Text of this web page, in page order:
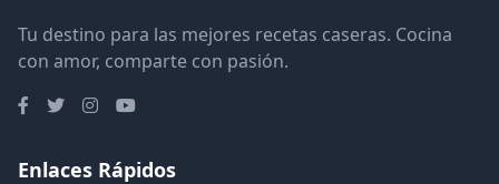
Tu destino para las mejores recetas caseras. Cocina
con amor, comparte con pasión.
Enlaces Rápidos